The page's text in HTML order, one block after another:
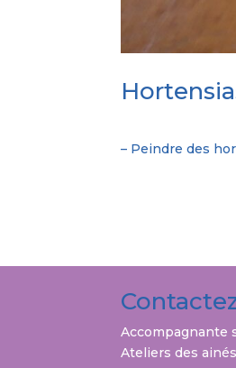
– Peindre des
Accompagnante
Ateliers des ainés